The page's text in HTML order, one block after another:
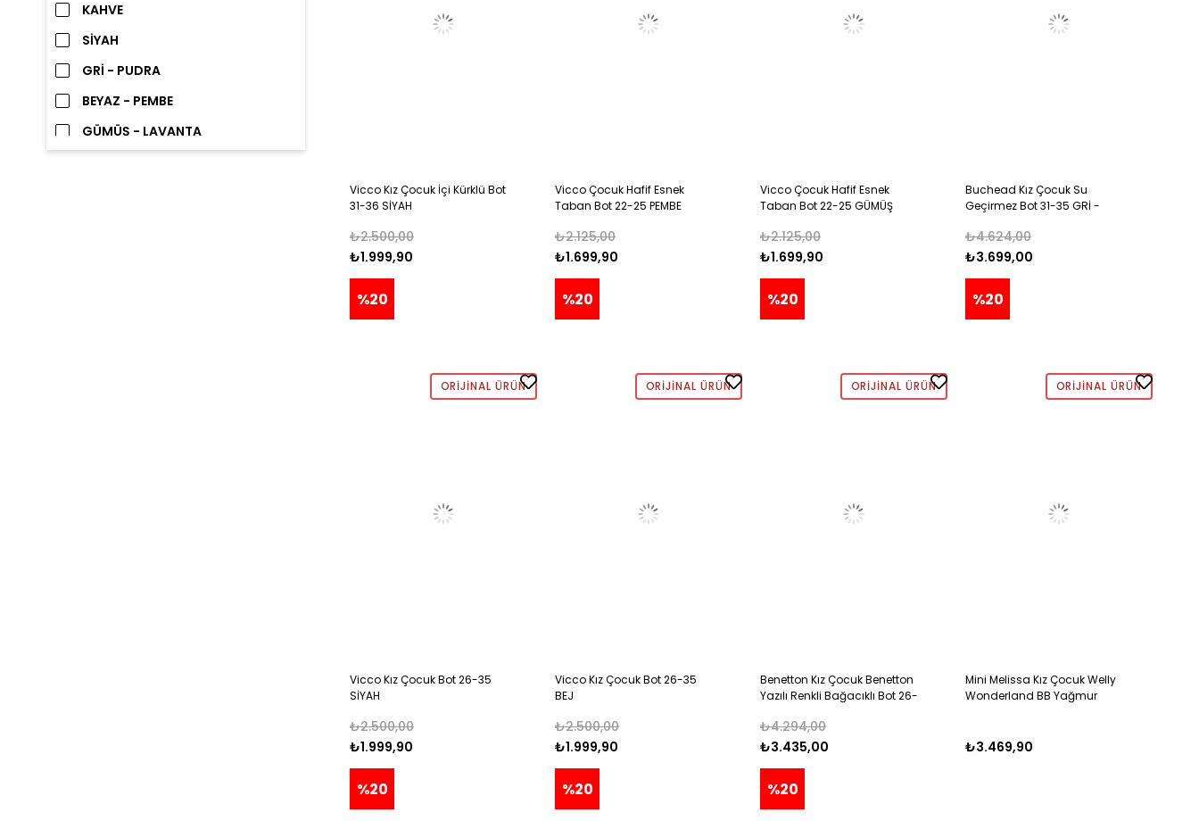
KAHVE
SİYAH
GRİ - PUDRA
BEYAZ - PEMBE
GÜMÜŞ - LAVANTA
Vicco Kız Çocuk İçi Kürklü Bot
31-36 SİYAH
₺1.999,90
₺2.500,00
%20
Vicco Çocuk Hafif Esnek
Taban Bot 22-25 PEMBE
₺1.699,90
₺2.125,00
%20
Vicco Çocuk Hafif Esnek
Taban Bot 22-25 GÜMÜŞ
₺1.699,90
₺2.125,00
%20
Buchead Kız Çocuk Su
Geçirmez Bot 31-35 GRİ -
₺3.699,00
₺4.624,00
%20
ORIJINAL ÜRÜN
Vicco Kız Çocuk Bot 26-35
SİYAH
₺1.999,90
₺2.500,00
%20
ORIJINAL ÜRÜN
Vicco Kız Çocuk Bot 26-35
BEJ
₺1.999,90
₺2.500,00
%20
ORIJINAL ÜRÜN
Benetton Kız Çocuk Benetton
Yazılı Renkli Bağacıklı Bot 26-
₺3.435,00
₺4.294,00
%20
ORIJINAL ÜRÜN
Mini Melissa Kız Çocuk Welly
Wonderland BB Yağmur
₺3.469,90